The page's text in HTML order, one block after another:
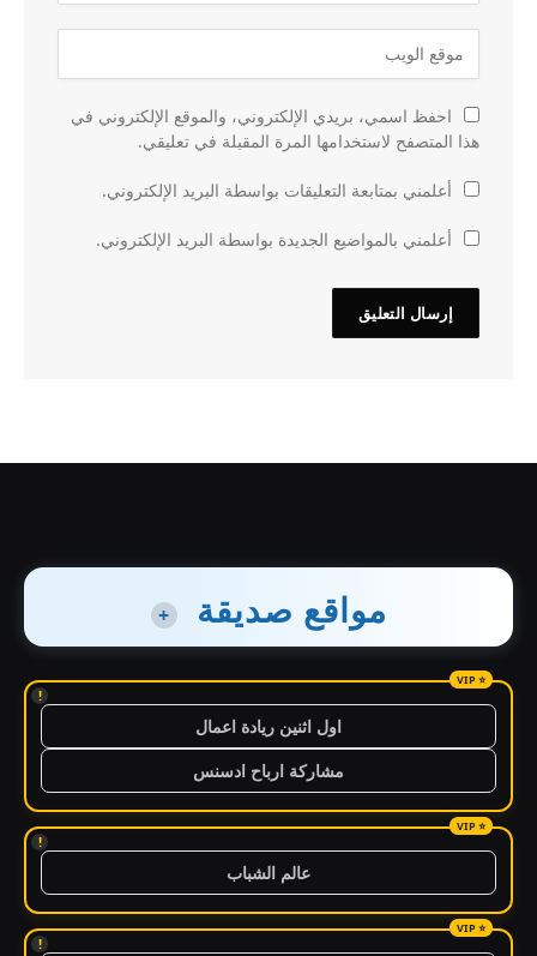
احفظ اسمي، بريدي الإلكتروني، والموقع الإلكتروني في
هذا المتصفح لاستخدامها المرة المقبلة في تعليقي.
أعلمني بمتابعة التعليقات بواسطة البريد الإلكتروني.
أعلمني بالمواضيع الجديدة بواسطة البريد الإلكتروني.
مواقع صديقة +
!
اول اثنين ريادة اعمال
مشاركة ارباح ادسنس
!
عالم الشباب
!